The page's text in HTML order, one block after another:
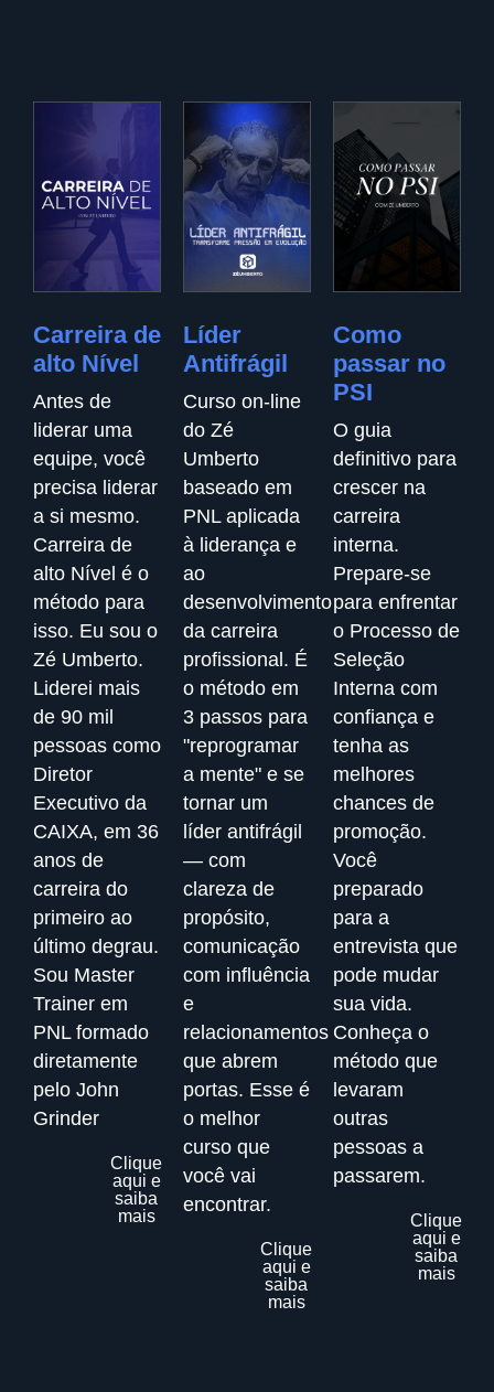
Carreira de
alto Nível
Antes de
liderar uma
equipe, você
precisa liderar
a si mesmo.
Carreira de
alto Nível é o
método para
isso. Eu sou o
Zé Umberto.
Liderei mais
de 90 mil
pessoas como
Diretor
Executivo da
CAIXA, em 36
anos de
carreira do
primeiro ao
último degrau.
Sou Master
Trainer em
PNL formado
diretamente
pelo John
Grinder
Clique
aqui e
saiba
mais
Líder
Antifrágil
Curso on-line
do Zé
Umberto
baseado em
PNL aplicada
à liderança e
ao
desenvolvimento
da carreira
profissional. É
o método em
3 passos para
"reprogramar
a mente" e se
tornar um
líder antifrágil
— com
clareza de
propósito,
comunicação
com influência
e
relacionamentos
que abrem
portas. Esse é
o melhor
curso que
você vai
encontrar.
Clique
aqui e
saiba
mais
Como
passar no
PSI
O guia
definitivo para
crescer na
carreira
interna.
Prepare-se
para enfrentar
o Processo de
Seleção
Interna com
confiança e
tenha as
melhores
chances de
promoção.
Você
preparado
para a
entrevista que
pode mudar
sua vida.
Conheça o
método que
levaram
outras
pessoas a
passarem.
Clique
aqui e
saiba
mais